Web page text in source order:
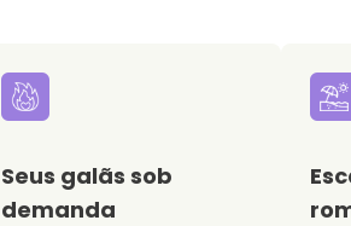
Seus galãs sob
demanda